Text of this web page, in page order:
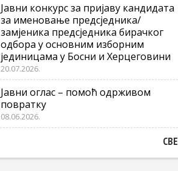
Јавни конкурс за пријаву кандидата
за именовање предсједника/
замјеника предсједника бирачког
одбора у основним изборним
јединицама у Босни и Херцеговини
20.07.2026.
Јавни оглас – помоћ одрживом
повратку
08.06.2026.
СВЕ